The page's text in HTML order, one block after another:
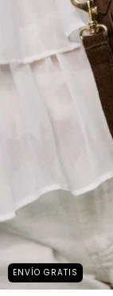
ENVÍO GRATIS